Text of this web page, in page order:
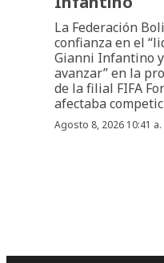
La Federación
confianza en el
Gianni Infantino y
avanzar” en la
de la filial FIFA
afectaba
Agosto 8, 2026 10:41 a.